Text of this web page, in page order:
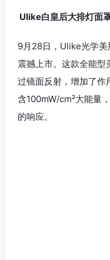
上市时间：已上市；价
Ulike白皇后大排灯面罩
过镜面反射，增加了